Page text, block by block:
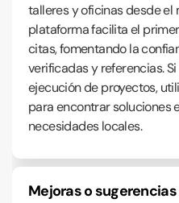
talleres y oficinas desde el
plataforma facilita el
citas, fomentando la
verificadas y referencias.
ejecución de proyectos,
para encontrar soluciones
necesidades locales.
Mejoras o